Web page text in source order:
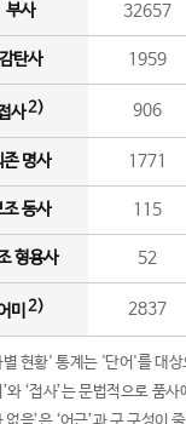
부사 32657
탄사 1959
사2) 906
존 명사 1771
조 동사 115
형용사 52
미 2) 2837
현황' 통계는 '단어'를 대상
와 ‘접사’는 문법적으로 품